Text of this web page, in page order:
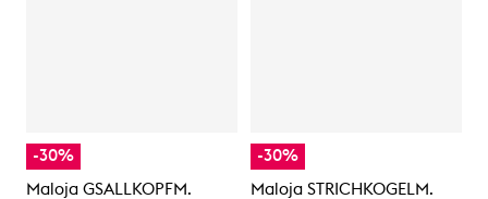
-30%
Maloja GSALLKOPFM.
-30%
Maloja STRICHKOGELM.